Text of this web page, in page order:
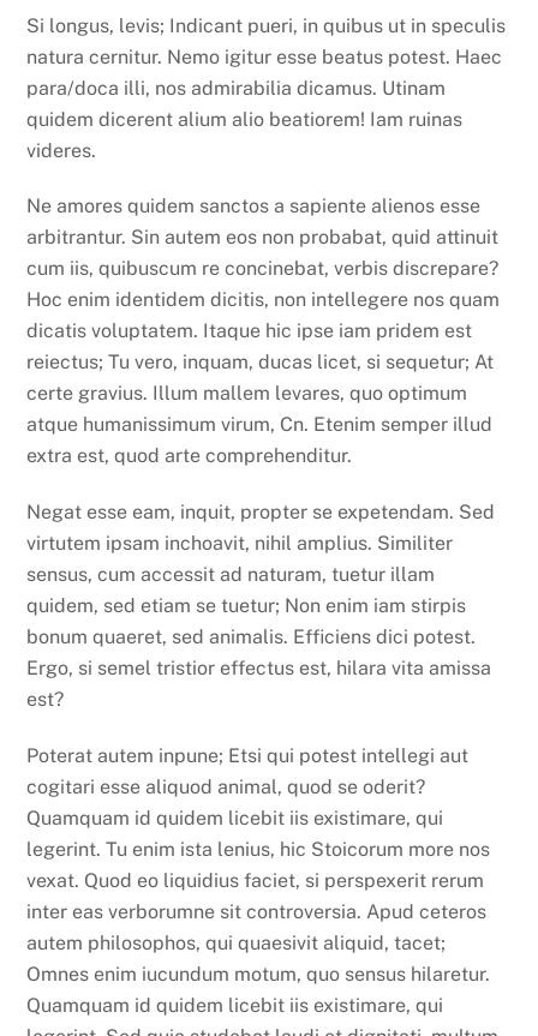
Si longus, levis; Indicant pueri, in quibus ut in speculis
natura cernitur. Nemo igitur esse beatus potest. Haec
para/doca illi, nos admirabilia dicamus. Utinam
quidem dicerent alium alio beatiorem! Iam ruinas
videres.
Ne amores quidem sanctos a sapiente alienos esse
arbitrantur. Sin autem eos non probabat, quid attinuit
cum iis, quibuscum re concinebat, verbis discrepare?
Hoc enim identidem dicitis, non intellegere nos quam
dicatis voluptatem. Itaque hic ipse iam pridem est
reiectus; Tu vero, inquam, ducas licet, si sequetur; At
certe gravius. Illum mallem levares, quo optimum
atque humanissimum virum, Cn. Etenim semper illud
extra est, quod arte comprehenditur.
Negat esse eam, inquit, propter se expetendam. Sed
virtutem ipsam inchoavit, nihil amplius. Similiter
sensus, cum accessit ad naturam, tuetur illam
quidem, sed etiam se tuetur; Non enim iam stirpis
bonum quaeret, sed animalis. Efficiens dici potest.
Ergo, si semel tristior effectus est, hilara vita amissa
est?
Poterat autem inpune; Etsi qui potest intellegi aut
cogitari esse aliquod animal, quod se oderit?
Quamquam id quidem licebit iis existimare, qui
legerint. Tu enim ista lenius, hic Stoicorum more nos
vexat. Quod eo liquidius faciet, si perspexerit rerum
inter eas verborumne sit controversia. Apud ceteros
autem philosophos, qui quaesivit aliquid, tacet;
Omnes enim iucundum motum, quo sensus hilaretur.
Quamquam id quidem licebit iis existimare, qui